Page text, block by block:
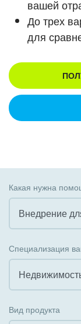
вашей
До трех
для
Какая нужна
Внедрение
Внедрение
Интеграция
Специализация
Вид продукта